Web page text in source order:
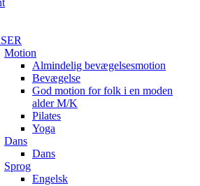
Motion
Almindelig bevægelsesmotion
Bevægelse
God motion for folk i en moden
alder M/K
Pilates
Yoga
Dans
Dans
Sprog
Engelsk